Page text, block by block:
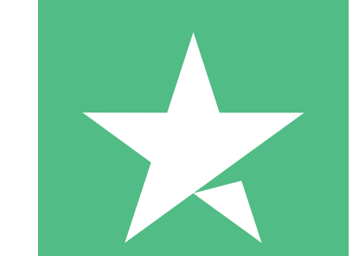
10 Nedladdningar
20 00